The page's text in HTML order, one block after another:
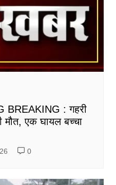
BREAKING : गहरी
मौत, एक घायल बच्चा
0